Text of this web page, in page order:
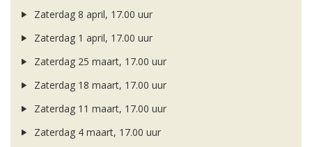
Zaterdag 8 april, 17.00 uur
Zaterdag 1 april, 17.00 uur
Zaterdag 25 maart, 17.00 uur
Zaterdag 18 maart, 17.00 uur
Zaterdag 11 maart, 17.00 uur
Zaterdag 4 maart, 17.00 uur